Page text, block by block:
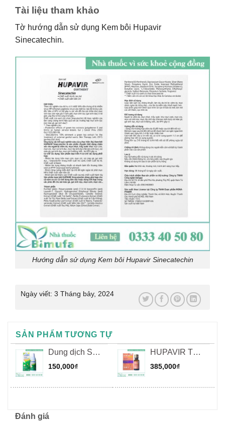
Tài liệu tham khảo
Tờ hướng dẫn sử dụng Kem bôi Hupavir
Sinecatechin.
Hướng dẫn sử dụng Kem bôi Hupavir Sinecatechin
Ngày viết: 3 Tháng bảy, 2024
SẢN PHẨM TƯƠNG TỰ
Dung dịch Súc
họng – Súc
miệng Hupavir
150,000₫
HUPAVIR TCA
80
385,000₫
Đánh giá